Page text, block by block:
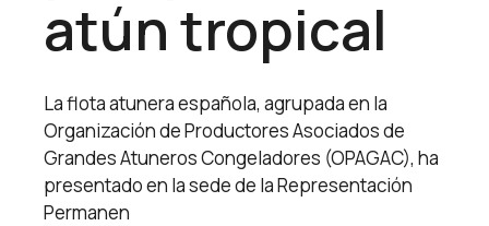
atún tropical
La flota atunera española, agrupada en la
Organización de Productores Asociados de
Grandes Atuneros Congeladores (OPAGAC), ha
presentado en la sede de la Representación
Permanen